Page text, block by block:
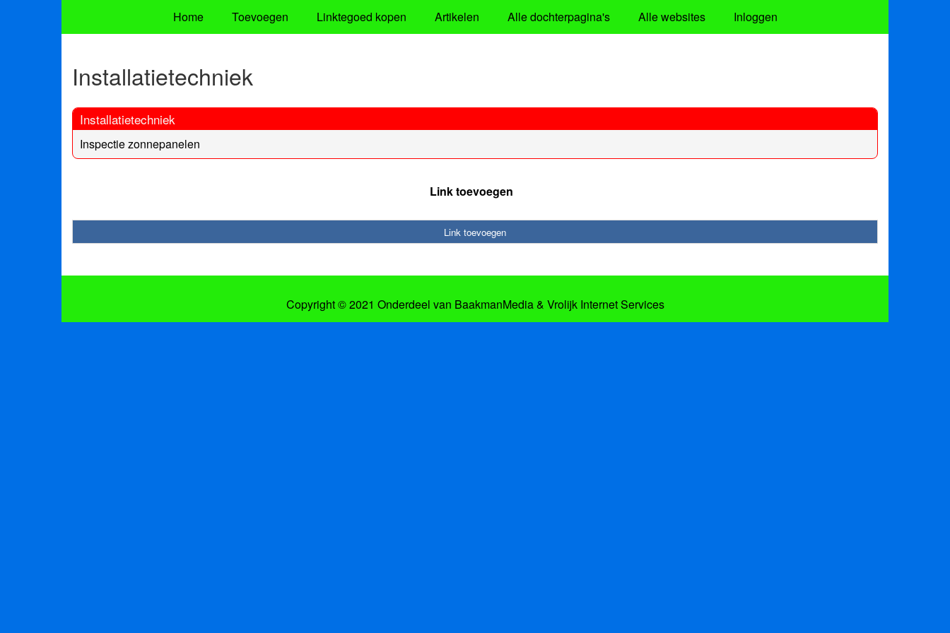
Home Toevoegen Linktegoed kopen Artikelen Alle dochterpagina's Alle websites Inloggen
Installatietechniek
Installatietechniek
Inspectie zonnepanelen
Link toevoegen
Link toevoegen
Copyright © 2021 Onderdeel van BaakmanMedia& Vrolijk Internet Services